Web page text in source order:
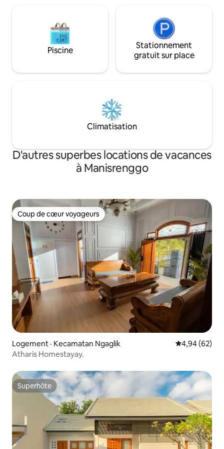
Piscine
Stationnement
gratuit sur place
Climatisation
D'autres superbes locations de vacances
à Manisrenggo
Coup de cœur voyageurs
Coup de cœur voyageurs
Logement · Kecamatan Ngaglik Note
4,94 (62)
Atharis Homestayay.
Superhôte
Superhôte